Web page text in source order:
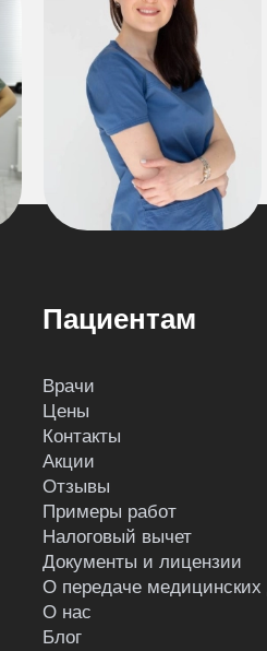
Пациентам
Врачи
Цены
Контакты
Акции
Отзывы
Примеры работ
Налоговый вычет
Документы и лицензии
О передаче медицинских
О нас
Блог